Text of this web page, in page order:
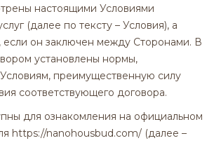
настоящими Условиями
(далее по тексту – Условия), а
если он заключен между Сторонами. В
установлены нормы,
преимущественную силу
соответствующего договора.
для ознакомления на официальном
https://nanohousbud.com/ (далее –